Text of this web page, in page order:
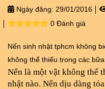
Ngày đăng: 29/01/2016
0 Đánh giá
Nến sinh nhật tphcm không
không thể thiếu trong các
Nến là một vật không thể
nhật nào. Nến dịu dàng